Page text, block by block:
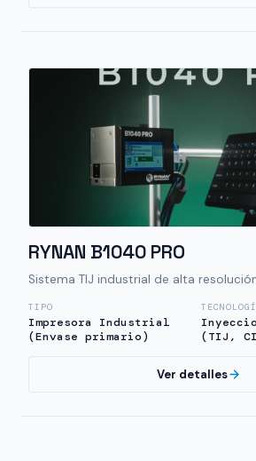
RYNAN B1040 PRO
Sistema TIJ industrial de alta
TIPO
Impresora Industrial
(Envase primario)
(TIJ,
Ver detalles